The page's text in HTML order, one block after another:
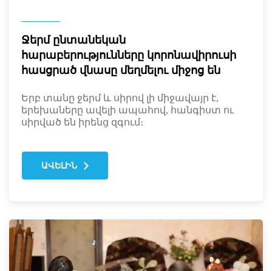
Ջերմ ընտանեկան
հարաբերությունները կորոնավիրուսի
հասցրած վնասը մեղմելու միջոց են
Երբ տանը ջերմ և սիրով լի միջավայր է,
երեխաները ավելի ապահով, հանգիստ ու
սիրված են իրենց զգում։
ԱՎԵԼԻՆ